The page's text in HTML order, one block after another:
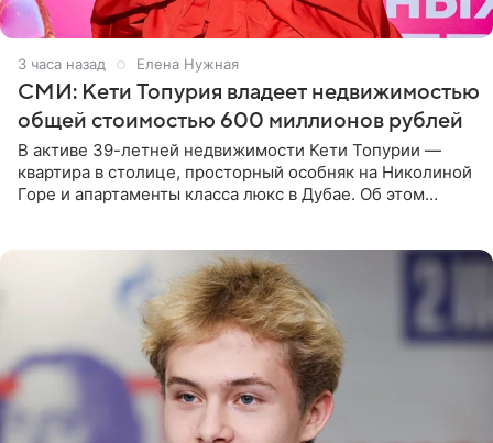
3 часа назад Елена Нужная
СМИ: Кети Топурия владеет недвижимостью
общей стоимостью 600 миллионов рублей
В активе 39-летней недвижимости Кети Топурии —
квартира в столице, просторный особняк на Николиной
Горе и апартаменты класса люкс в Дубае. Об этом